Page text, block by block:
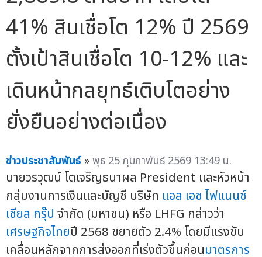
41% สินเชื่อโต 12% ปี 2569
ตั้งเป้าสินเชื่อโต 10-12% และ
เดินหน้ากลยุทธ์เติบโตอย่าง
ยั่งยืนอย่างต่อเนื่อง
ข่าวประชาสัมพันธ์ »พุธ 25 กุมภาพันธ์ 2569 13:49 น.
นายวรวุฒน์ โตเจริญธนาผล President และหัวหน้า
กลุ่มงานการเงินและบัญชี บริษัท แอล เอช ไฟแนนซ์
เชียล กรุ๊ป จำกัด (มหาชน) หรือ LHFG กล่าวว่า
เศรษฐกิจไทยปี 2568 ขยายตัว 2.4% โดยมีแรงขับ
เคลื่อนหลักจากการส่งออกที่เร่งตัวขึ้นก่อนมาตรการ